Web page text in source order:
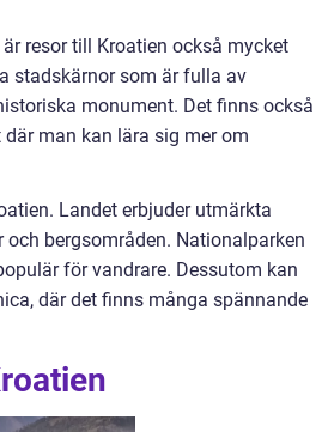
resor till Kroatien också mycket
stadskärnor som är fulla av
monument. Det finns också
man kan lära sig mer om
Landet erbjuder utmärkta
bergsområden. Nationalparken
för vandrare. Dessutom kan
där det finns många spännande